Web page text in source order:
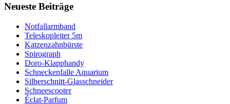
Neueste Beiträge
Notfallarmband
Teleskopleiter 5m
Katzenzahnbürste
Spirograph
Doro-Klapphandy
Schneckenfalle Aquarium
Silberschnitt-Glasschneider
Schneescooter
Éclat-Parfum